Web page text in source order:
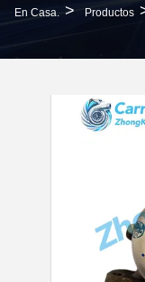
En Casa. > Productos